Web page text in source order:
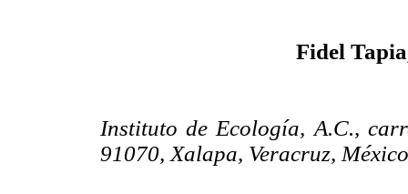
Fidel
Instituto de Ecología, A.C.,
91070, Xalapa, Veracruz, México